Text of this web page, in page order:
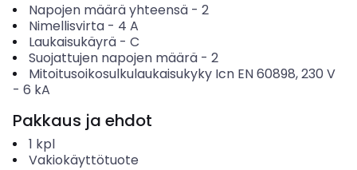
Napojen määrä yhteensä- 2
Nimellisvirta- 4 A
Laukaisukäyrä- C
Suojattujen napojen määrä- 2
Mitoitusoikosulkulaukaisukyky Icn EN 60898, 230 V
- 6 kA
Pakkaus ja ehdot
1 kpl
Vakiokäyttötuote